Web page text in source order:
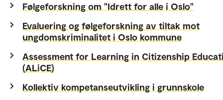
Følgeforskning om "Idrett for alle i Oslo"
Evaluering og følgeforskning av tiltak mot
ungdomskriminalitet i Oslo kommune
Assessment for Learning in Citizenship
(ALiCE)
Kollektiv kompetanseutvikling i grunnskole